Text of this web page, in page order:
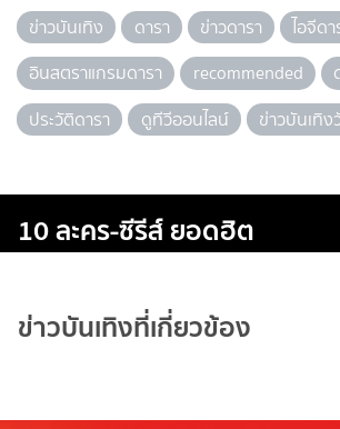
ข่าวบันเทิง ดารา ข่าวดารา
ไอจีดา
อินสตราแกรมดารา
recommended
ประวัติดารา
ดูทีวีออนไลน์ ข่าวบันเทิง
10 ละคร-ซีรีส์ ยอดฮิต
ข่าวบันเทิงที่เกี่ยวข้อง